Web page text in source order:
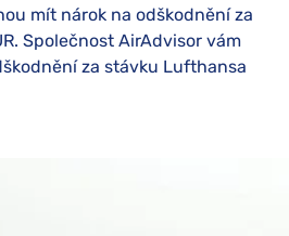
mít nárok na odškodnění za
Společnost AirAdvisor vám
za stávku Lufthansa